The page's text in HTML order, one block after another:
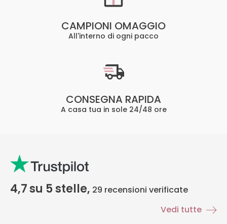
CAMPIONI OMAGGIO
All'interno di ogni pacco
CONSEGNA RAPIDA
A casa tua in sole 24/48 ore
4,7su 5 stelle, 29 recensioni verificate
Vedi tutte